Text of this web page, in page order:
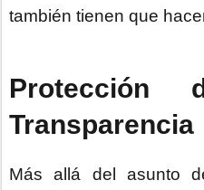
también tienen que
Transparencia
Más allá del asunto